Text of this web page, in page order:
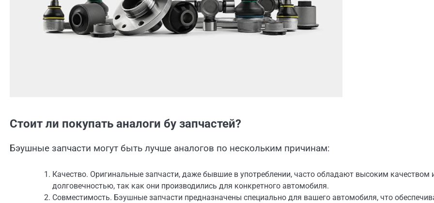
Стоит ли покупать аналоги бу запчастей?
Бэушные запчасти могут быть лучше аналогов по нескольким причинам:
Качество. Оригинальные запчасти, даже бывшие в употреблении, часто обладают высоким качеством
долговечностью, так как они производились для конкретного автомобиля.
Совместимость. Бэушные запчасти предназначены специально для вашего автомобиля, что